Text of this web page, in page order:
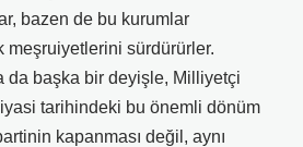
bazen de bu kurumlar
meşruiyetlerini sürdürürler.
da başka bir deyişle, Milliyetçi
tarihindeki bu önemli dönüm
kapanması değil, aynı